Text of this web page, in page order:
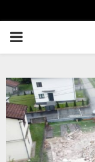
PRIMARY